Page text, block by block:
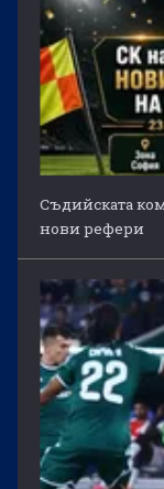
Съдийската
нови рефери